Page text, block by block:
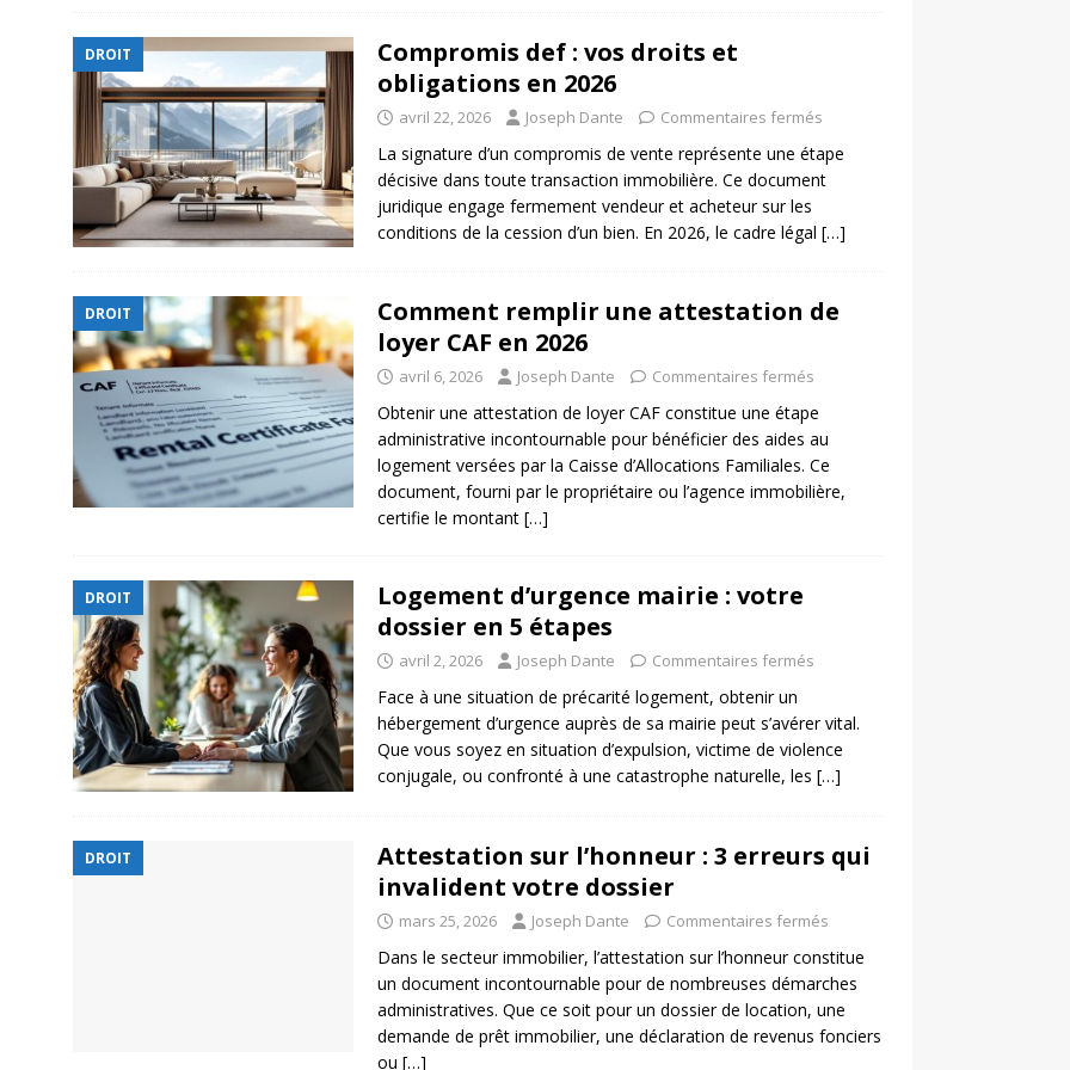
DROIT
Compromis def : vos droits et
obligations en 2026
avril 22, 2026 Joseph Dante Commentaires fermés
La signature d’un compromis de vente représente une étape
décisive dans toute transaction immobilière. Ce document
juridique engage fermement vendeur et acheteur sur les
conditions de la cession d’un bien. En 2026, le cadre légal […]
DROIT
Comment remplir une attestation de
loyer CAF en 2026
avril 6, 2026 Joseph Dante Commentaires fermés
Obtenir une attestation de loyer CAF constitue une étape
administrative incontournable pour bénéficier des aides au
logement versées par la Caisse d’Allocations Familiales. Ce
document, fourni par le propriétaire ou l’agence immobilière,
certifie le montant […]
DROIT
Logement d’urgence mairie : votre
dossier en 5 étapes
avril 2, 2026 Joseph Dante Commentaires fermés
Face à une situation de précarité logement, obtenir un
hébergement d’urgence auprès de sa mairie peut s’avérer vital.
Que vous soyez en situation d’expulsion, victime de violence
conjugale, ou confronté à une catastrophe naturelle, les […]
DROIT
Attestation sur l’honneur : 3 erreurs qui
invalident votre dossier
mars 25, 2026 Joseph Dante Commentaires fermés
Dans le secteur immobilier, l’attestation sur l’honneur constitue
un document incontournable pour de nombreuses démarches
administratives. Que ce soit pour un dossier de location, une
demande de prêt immobilier, une déclaration de revenus fonciers
ou […]